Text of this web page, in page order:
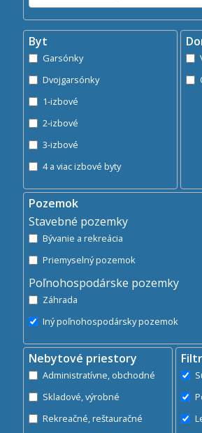
Byt
Garsónky
Dvojgarsónky
1-izbové
2-izbové
3-izbové
4 a viac izbové byty
Pozemok
Stavebné pozemky
Bývanie a rekreácia
Priemyselný pozemok
Poľnohospodárske pozemky
Záhrada
Iný poľnohospodársky pozemok
Nebytové priestory
Administratívne, obchodné
Skladové, výrobné
Rekreačné, reštauračné